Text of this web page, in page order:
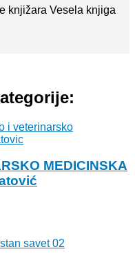
knjižara Vesela knjiga
MEDICINSKA
RSD.